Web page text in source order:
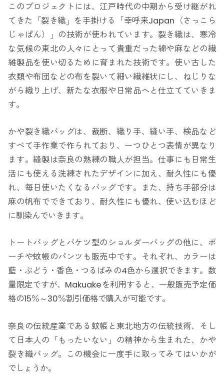
このプロジェクトには、江戸時代の中期から受け継がれ
てきた「裂き織」を手掛ける「幸呼来Japan（さっこら
じゃぱん）」の技術が使われています。裂き織は、寒冷
な気候の東北の人々にとって貴重だった綿や麻などの繊
維製品を使い切るために育まれた技術です。使い古した
衣類や布団などの布を裂いて細い繊維状にし、ねじりな
がら織り上げ、新たな衣服や日常品へと仕立てていきま
す。
かや裂き織バッグは、裁断、織り手、縫い手、検品など
すべて手作業で作られており、一つひとつ表情が異なり
ます。縫製は奈良の熟練の職人が担当。仕事にも日常生
活にも使える洗練されたデザインに加え、耐久性にも優
れ、毎日使いたくなるバッグです。また、持ち手部分は
麻の帆布でできており、耐久性にも優れ、使い込むほど
に馴染んでいきます。
トートバッグとバケツ型のショルダーバッグの他に、ポ
ーチや蚊帳のパンツも販売中です。それぞれ、カラーは
藍・ぶどう・香色・つるばみの4色から選択できます。数
量限定ですが、Makuakeを利用すると、一般販売予定価
格の15％～30％割引価格で購入が可能です。
奈良の伝統産業である蚊帳と東北地方の伝統技術、そし
て日本人の「もったいない」の精神から生まれた、かや
裂き織バッグ。この機会に一度手に取ってみてはいかが
でしょうか。